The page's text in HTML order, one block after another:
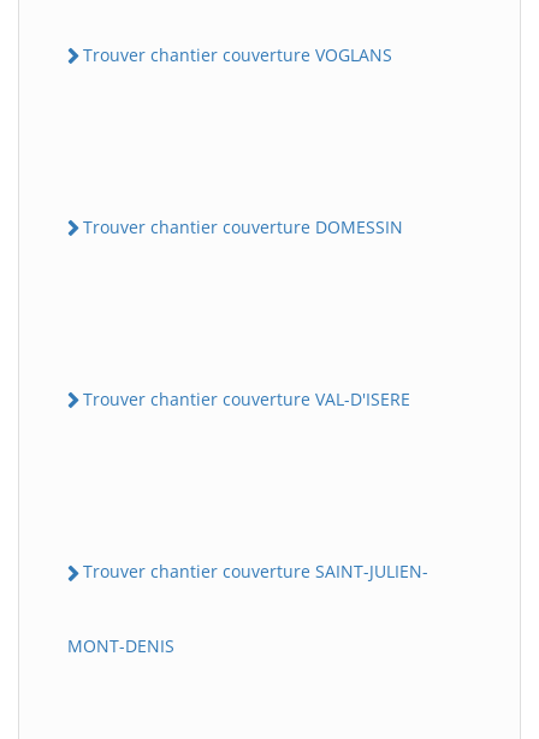
Trouver chantier couverture VOGLANS
Trouver chantier couverture DOMESSIN
Trouver chantier couverture VAL-D'ISERE
Trouver chantier couverture SAINT-JULIEN-
MONT-DENIS